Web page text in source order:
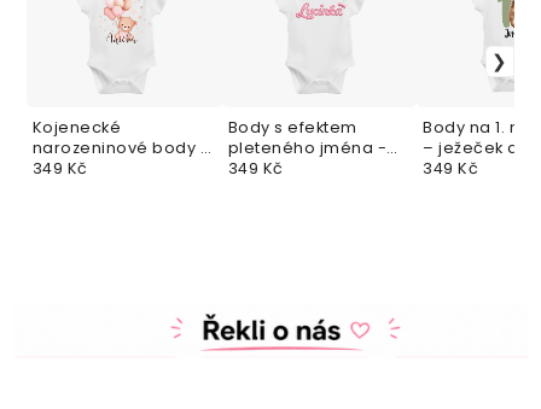
Kojenecké
narozeninové body s
medvídkem a
349 Kč
Body s efektem
pleteného jména -
růžová
349 Kč
Body na 1.
– ježeček a
dítěte
349 Kč